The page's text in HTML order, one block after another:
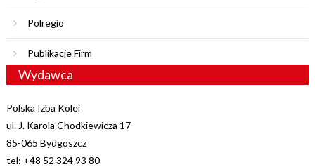
Polregio
Publikacje Firm
Wydawca
Polska Izba Kolei
ul. J. Karola Chodkiewicza 17
85-065 Bydgoszcz
tel: +48 52 324 93 80